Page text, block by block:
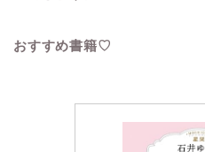
おすすめ書籍♡